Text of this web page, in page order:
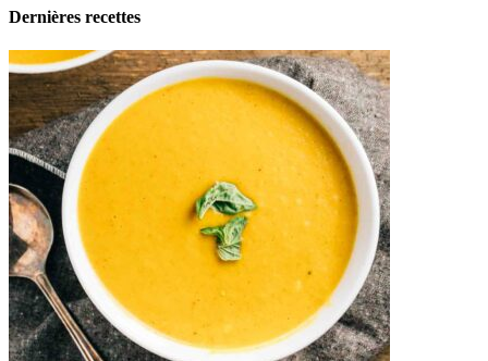
Dernières recettes